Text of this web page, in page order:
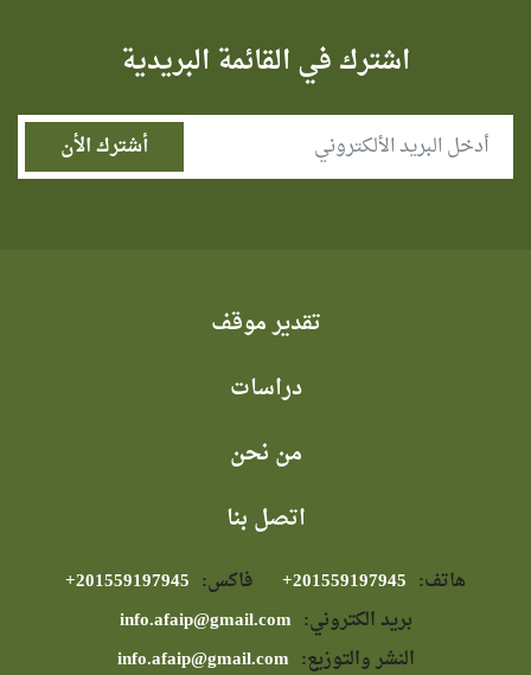
اشترك في القائمة البريدية
تقدير موقف
دراسات
من نحن
اتصل بنا
هاتف: فاكس:
بريد الكتروني: info.afaip@gmail.com
النشر والتوزيع: info.afaip@gmail.com